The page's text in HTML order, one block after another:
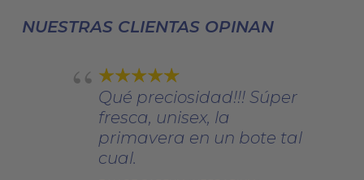
en
de
NUESTRAS CLIENTAS OPINAN
Qué preciosidad!!! Súper
fresca, unisex, la
primavera en un bote tal
cual.